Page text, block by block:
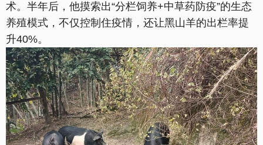
术。半年后，他摸索出“分栏饲养+中草药防疫”的生态
养殖模式，不仅控制住疫情，还让黑山羊的出栏率提
升40%。